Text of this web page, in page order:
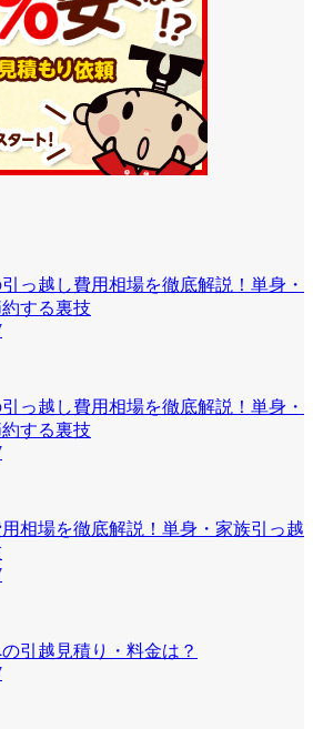
っ越し費用相場を徹底解説！単身・
する裏技
っ越し費用相場を徹底解説！単身・
する裏技
相場を徹底解説！単身・家族引っ越
引越見積り・料金は？